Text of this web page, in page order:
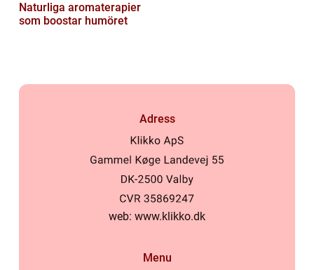
Naturliga aromaterapier
som boostar humöret
Adress
web: www.klikko.dk
Menu